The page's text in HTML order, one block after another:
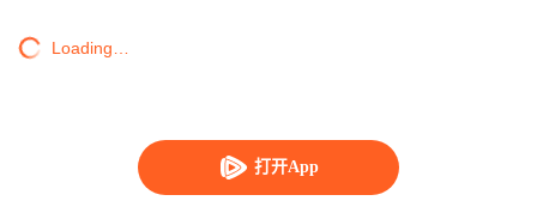
打开App
Loading…